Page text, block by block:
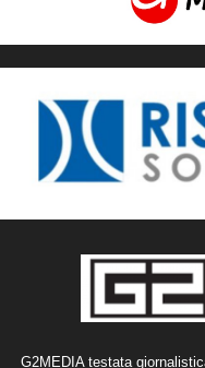
G2MEDIA testata